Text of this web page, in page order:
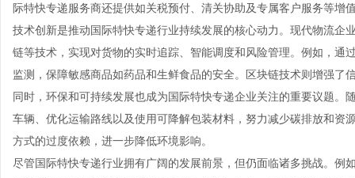
际特快专递服务商还提供如关税预付、清关协助及专属客户服务等增
技术创新是推动国际特快专递行业持续发展的核心动力。现代物流
链等技术，实现对货物的实时追踪、智能调度和风险管理。例如，通
监测，保障敏感商品如药品和生鲜食品的安全。区块链技术则增强
同时，环保和可持续发展也成为国际特快专递企业关注的重要议题
车辆、优化运输路线以及使用可降解包装材料，努力减少碳排放和资
方式的过度依赖，进一步降低环境影响。
尽管国际特快专递行业拥有广阔的发展前景，但仍面临诸多挑战。